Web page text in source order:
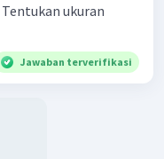
ukuran
Jawaban terverifikasi